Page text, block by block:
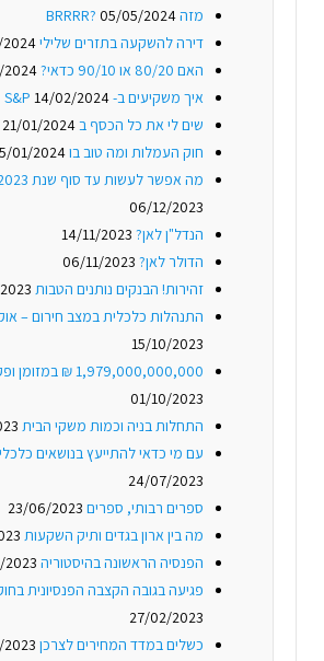
מזה BRRRR?05/05/2024
דירה להשקעה בתזרים שלילי
האם 80/20 או 90/10 כדאי?
2024
איך משקיעים ב- S&P14/02/2024
שים לי את כל הכסף ב S&P 50021/01/2024
חוק העמלות ומה טוב בו01/2024
מה אפשר לעשות עד סוף שנת 2023
06/12/2023
הנדל"ן לאן? 14/11/2023
הדולר לאן? 06/11/2023
זהירות! הבנקים נותנים הטבות
התנהלות כלכלית במצב חירום –
15/10/2023
1,979,000,000,000 ₪ במזומן ופקדונות
01/10/2023
התחלות בניה וכמות משקי הבית
עם מי כדאי להתייעץ בנושאים
24/07/2023
ספרים רבותי, ספרים 23/06/2023
מה בין ארון בגדים ותיק השקעות
הפנסיה הראשונה בהיסטוריה 2023
פגיעה בגובה הקצבה הפנסיונית
27/02/2023
כשלים במדד המחירים לצרכן